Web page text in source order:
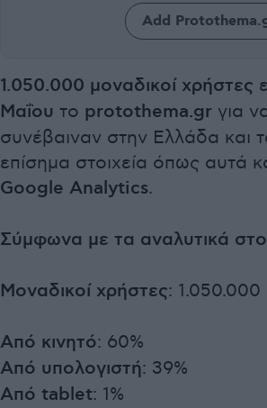
Add
1.050.000 μοναδικοί χρήστες
Μαΐου το protothema.gr για
συνέβαιναν στην Ελλάδα
επίσημα στοιχεία όπως αυτά
Google Analytics.
Σύμφωνα με τα αναλυτικά
Μοναδικοί χρήστες: 1.050.000
Από κινητό: 60%
Από υπολογιστή: 39%
Από tablet: 1%